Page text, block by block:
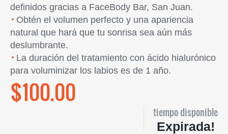
definidos gracias a FaceBody Bar, San Juan.
Obtén el volumen perfecto y una apariencia
natural que hará que tu sonrisa sea aún más
deslumbrante.
La duración del tratamiento con ácido hialurónico
para voluminizar los labios es de 1 año.
$100.00
tiempo disponible
Expirada!